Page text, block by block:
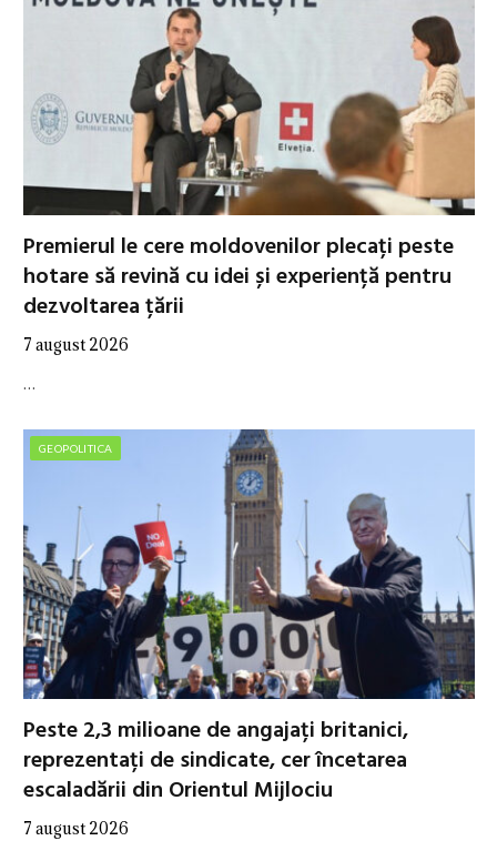
Premierul le cere moldovenilor plecați peste
hotare să revină cu idei și experiență pentru
dezvoltarea țării
7 august 2026
…
GEOPOLITICA
Peste 2,3 milioane de angajați britanici,
reprezentați de sindicate, cer încetarea
escaladării din Orientul Mijlociu
7 august 2026